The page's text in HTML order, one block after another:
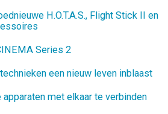
H.O.T.A.S., Flight Stick II en
Series 2
een nieuw leven inblaast
met elkaar te verbinden